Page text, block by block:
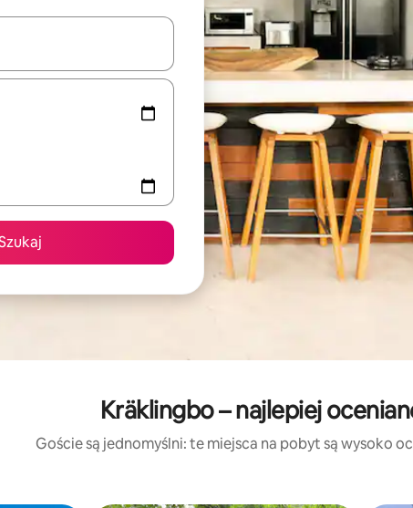
możesz poruszać się po nich za pomocą klawiszy strzałek w
Kräklingbo – najlepiej
Goście są jednomyślni: te miejsca na pobyt są wysoko